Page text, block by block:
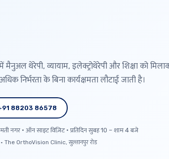
मैनुअल थेरेपी, व्यायाम, इलेक्ट्रोथेरेपी और शिक्षा को
निर्भरता के बिना कार्यक्षमता लौटाई जाती है।
88203 86578
नगर · ऑन साइट विज़िट · प्रतिदिन सुबह 10 – शाम 4 बजे
· The OrthoVision Clinic, सुल्तानपुर रोड